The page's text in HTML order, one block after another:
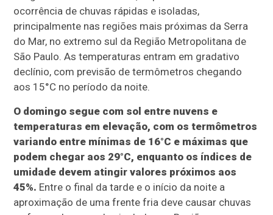
ocorrência de chuvas rápidas e isoladas,
principalmente nas regiões mais próximas da Serra
do Mar, no extremo sul da Região Metropolitana de
São Paulo. As temperaturas entram em gradativo
declínio, com previsão de termômetros chegando
aos 15°C no período da noite.
O domingo segue com sol entre nuvens e
temperaturas em elevação, com os termômetros
variando entre mínimas de 16°C e máximas que
podem chegar aos 29°C, enquanto os índices de
umidade devem atingir valores próximos aos
45%. Entre o final da tarde e o início da noite a
aproximação de uma frente fria deve causar chuvas